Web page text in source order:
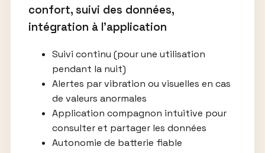
confort, suivi des données,
intégration à l’application
Suivi continu (pour une utilisation
pendant la nuit)
Alertes par vibration ou visuelles en cas
de valeurs anormales
Application compagnon intuitive pour
consulter et partager les données
Autonomie de batterie fiable